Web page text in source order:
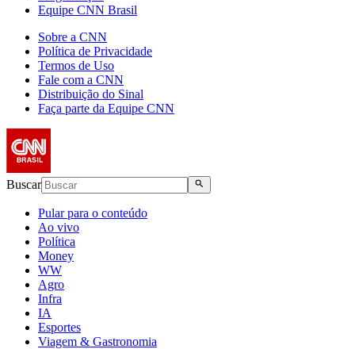
Equipe CNN Brasil
Sobre a CNN
Política de Privacidade
Termos de Uso
Fale com a CNN
Distribuição do Sinal
Faça parte da Equipe CNN
Buscar
Pular para o conteúdo
Ao vivo
Política
Money
WW
Agro
Infra
IA
Esportes
Viagem & Gastronomia